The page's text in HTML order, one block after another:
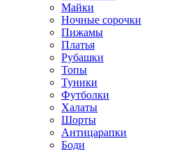
Майки
Ночные сорочки
Пижамы
Платья
Рубашки
Топы
Туники
Футболки
Халаты
Шорты
Антицарапки
Боди